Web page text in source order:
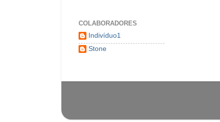
COLABORADORES
Indivíduo1
Stone